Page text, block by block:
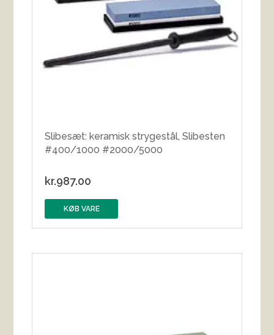
Slibesæt: keramisk strygestål, Slibesten
#400/1000 #2000/5000
kr.987.00
KØB VARE